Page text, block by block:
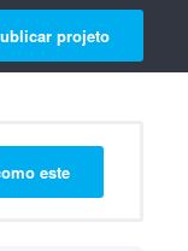
projeto
este